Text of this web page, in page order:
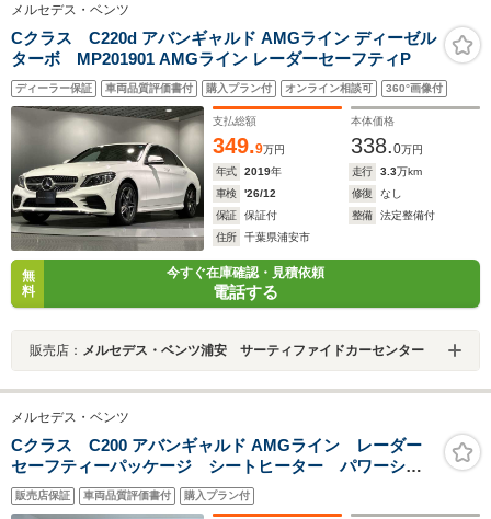
メルセデス・ベンツ
Cクラス C220d アバンギャルド AMGライン ディーゼル
ターボ MP201901 AMGライン レーダーセーフティP
ディーラー保証 車両品質評価書付 購入プラン付 オンライン相談可 360°画像付
支払総額
349.9万円
本体価格
338.0万円
年式
2019年 走行 3.3万km
車検
'26/12 修復
なし
保証
保証付 整備
法定整備付
住所
千葉県浦安市
無
料
今すぐ在庫確認・見積依頼
電話する
販売店： メルセデス・ベンツ浦安 サーティファイドカーセンター
メルセデス・ベンツ
Cクラス C200 アバンギャルド AMGライン レーダー
セーフティーパッケージ シートヒーター パワーシー
ト トランクスルー フロアマット コネクテッド機
能 ナビ 音楽プレーヤー接続 Bluetooth接続 TV
販売店保証 車両品質評価書付 購入プラン付